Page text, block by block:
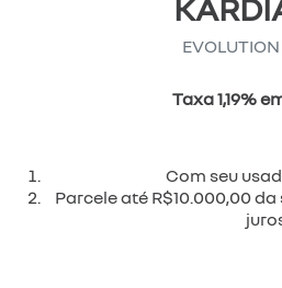
Taxa 1,19%
Com seu
Parcele até R$10.000,00